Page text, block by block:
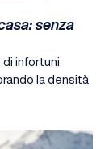
senza
di infortuni
la densità